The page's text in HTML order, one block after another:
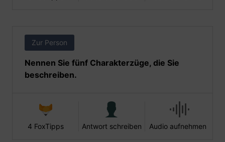
Zur Person
Nennen Sie fünf Charakterzüge, die Sie
beschreiben.
4 FoxTipps Antwort schreiben Audio aufnehmen